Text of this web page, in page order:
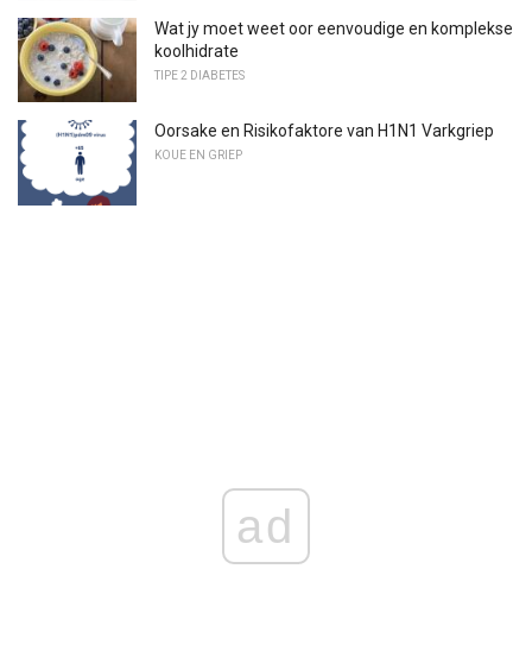
Wat jy moet weet oor eenvoudige en komplekse
koolhidrate
TIPE 2 DIABETES
Oorsake en Risikofaktore van H1N1 Varkgriep
KOUE EN GRIEP
ad